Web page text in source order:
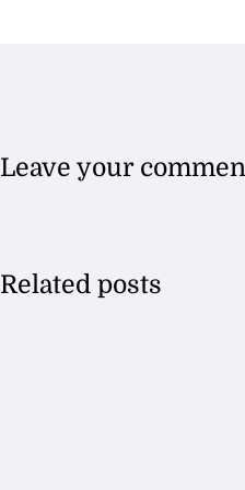
Leave your
Related posts